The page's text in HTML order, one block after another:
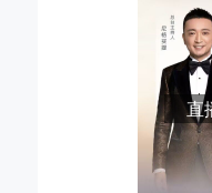
直